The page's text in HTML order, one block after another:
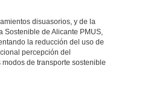
disuasorios, y de la
Sostenible de Alicante PMUS,
la reducción del uso de
percepción del
de transporte sostenible